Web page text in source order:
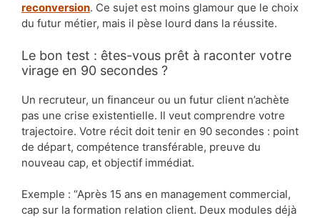
reconversion. Ce sujet est moins glamour que le choix
du futur métier, mais il pèse lourd dans la réussite.
Le bon test : êtes-vous prêt à raconter votre
virage en 90 secondes ?
Un recruteur, un financeur ou un futur client n’achète
pas une crise existentielle. Il veut comprendre votre
trajectoire. Votre récit doit tenir en 90 secondes : point
de départ, compétence transférable, preuve du
nouveau cap, et objectif immédiat.
Exemple : “Après 15 ans en management commercial,
cap sur la formation relation client. Deux modules déjà